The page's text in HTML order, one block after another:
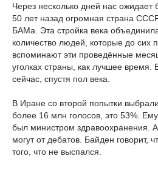
Через несколько дней нас
50 лет назад огромная страна
БАМа. Эта стройка века
количество людей, которые до сих
вспоминают эти проведённые
уголках страны, как лучшее время.
сейчас, спустя пол века.
В Иране со второй попытки
более 16 млн голосов, это 53%.
был министром здравоохранения.
могут от дебатов. Байден говорит,
того, что не выспался.